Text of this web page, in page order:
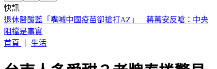
快訊
恐三颱共舞！颱風「琵鷺」最快今晚生成 最新路徑曝
首頁｜ 生活
台南人多愛甜？老牌春捲驚見